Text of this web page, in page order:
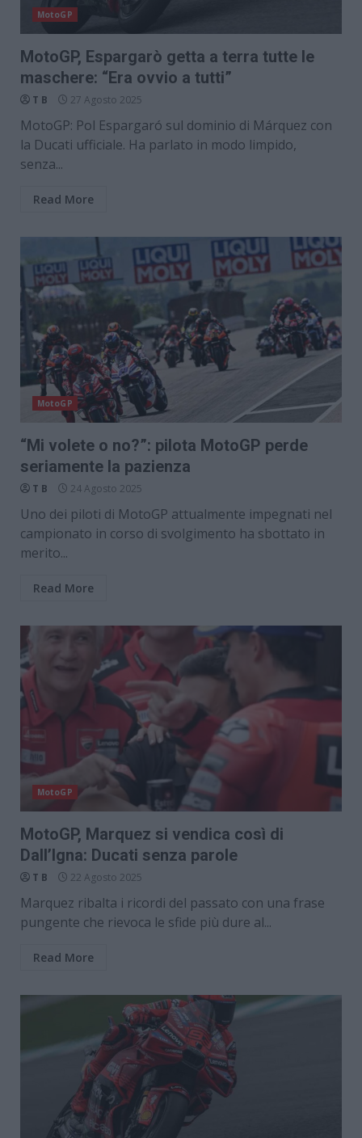
MotoGP
MotoGP, Espargarò getta a terra tutte le
maschere: “Era ovvio a tutti”
T B 27 Agosto 2025
MotoGP: Pol Espargaró sul dominio di Márquez con
la Ducati ufficiale. Ha parlato in modo limpido,
senza...
Read More
MotoGP
“Mi volete o no?”: pilota MotoGP perde
seriamente la pazienza
T B 24 Agosto 2025
Uno dei piloti di MotoGP attualmente impegnati nel
campionato in corso di svolgimento ha sbottato in
merito...
Read More
MotoGP
MotoGP, Marquez si vendica così di
Dall’Igna: Ducati senza parole
T B 22 Agosto 2025
Marquez ribalta i ricordi del passato con una frase
pungente che rievoca le sfide più dure al...
Read More